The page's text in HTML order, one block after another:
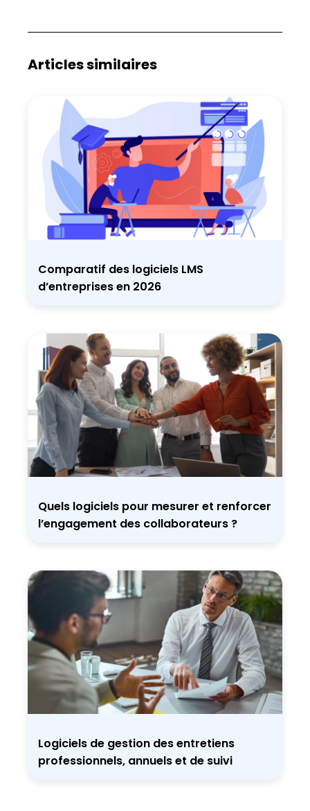
Articles similaires
Comparatif des logiciels LMS
d’entreprises en 2026
Quels logiciels pour mesurer et renforcer
l’engagement des collaborateurs ?
Logiciels de gestion des entretiens
professionnels, annuels et de suivi